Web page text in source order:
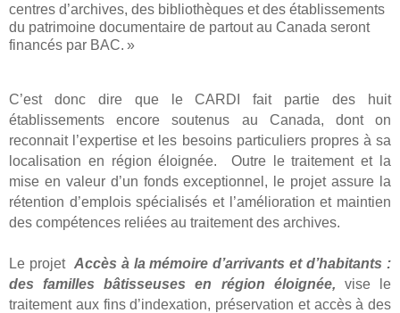
centres d’archives, des bibliothèques et des établissements
du patrimoine documentaire de partout au Canada seront
financés par BAC. »
C’est donc dire que le CARDI fait partie des huit
établissements encore soutenus au Canada, dont on
reconnait l’expertise et les besoins particuliers propres à sa
localisation en région éloignée. Outre le traitement et la
mise en valeur d’un fonds exceptionnel, le projet assure la
rétention d’emplois spécialisés et l’amélioration et maintien
des compétences reliées au traitement des archives.
Le projet Accès à la mémoire d’arrivants et d’habitants :
des familles bâtisseuses en région éloignée, vise le
traitement aux fins d’indexation, préservation et accès à des